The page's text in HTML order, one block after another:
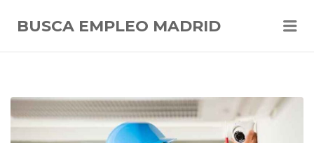
BUSCA EMPLEO MADRID